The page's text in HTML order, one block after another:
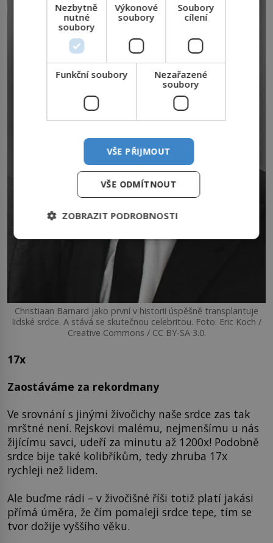
Christiaan Barnard jako první v historii úspěšně transplantuje
lidské srdce. A stává se skutečnou celebritou. Foto: Eric Koch /
Creative Commons / CC BY-SA 3.0.
17x
Zaostáváme za rekordmany
Ve srovnání s jinými živočichy naše srdce zas tak
mrštné není. Rejskovi malému, nejmenšímu u nás
žijícímu savci, udeří za minutu až 1200x! Podobně
srdce bije také kolibříkům, tedy zhruba 17x
rychleji než lidem.
Ale buďme rádi – v živočišné říši totiž platí jakási
přímá úměra, že čím pomaleji srdce tepe, tím se
tvor dožije vyššího věku.
Nezbytně
nutné
soubory
Výkonové
soubory
Soubory
cílení
Funkční soubory
Nezařazené
soubory
VŠE PŘIJMOUT
VŠE ODMÍTNOUT
ZOBRAZIT PODROBNOSTI